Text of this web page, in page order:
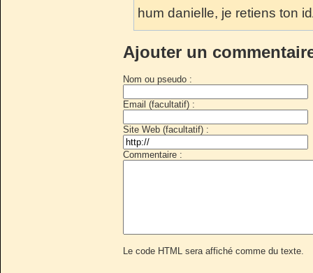
hum danielle, je retiens ton
Ajouter un
Nom ou pseudo :
Email (facultatif) :
Site Web (facultatif) :
Commentaire :
Le code HTML sera affiché comme du texte.